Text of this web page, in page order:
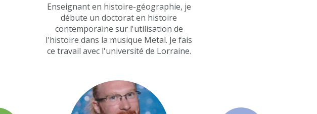
Enseignant en histoire-géographie, je
débute un doctorat en histoire
contemporaine sur l'utilisation de
l'histoire dans la musique Metal. Je fais
ce travail avec l'université de Lorraine.